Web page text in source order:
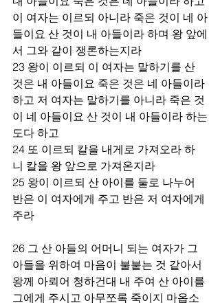
이 여자는 이르되 아니라 죽은 것이 네 아
들이요 산 것이 내 아들이라 하며 왕 앞에
서 그와 같이 쟁론하는지라
23 왕이 이르되 이 여자는 말하기를 산
것은 내 아들이요 죽은 것은 네 아들이라
하고 저 여자는 말하기를 아니라 죽은 것
이 네 아들이요 산 것이 내 아들이라 하는
도다 하고
24 또 이르되 칼을 내게로 가져오라 하
니 칼을 왕 앞으로 가져온지라
25 왕이 이르되 산 아이를 둘로 나누어
반은 이 여자에게 주고 반은 저 여자에게
주라
26 그 산 아들의 어머니 되는 여자가 그
아들을 위하여 마음이 불붙는 것 같아서
왕께 아뢰어 청하건대 내 주여 산 아이를
그에게 주시고 아무쪼록 죽이지 마옵소